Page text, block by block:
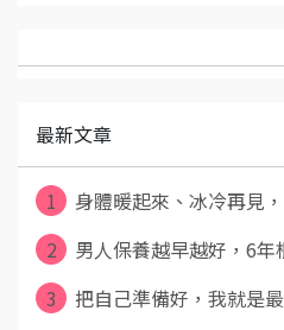
最新文章
1
身體暖起來、冰冷再見
2
男人保養越早越好，6
3
把自己準備好，我就是